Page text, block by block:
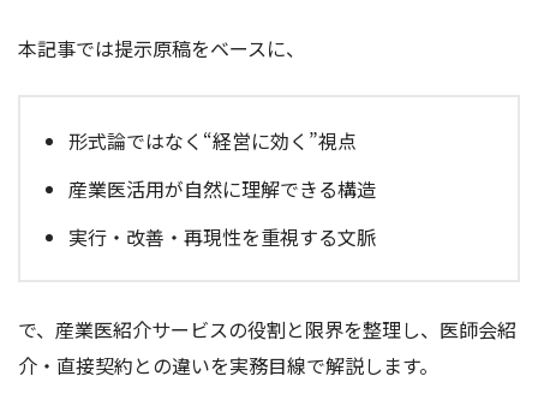
本記事では提示原稿をベースに、
形式論ではなく“経営に効く”視点
産業医活用が自然に理解できる構造
実行・改善・再現性を重視する文脈
で、産業医紹介サービスの役割と限界を整理し、医師会紹
介・直接契約との違いを実務目線で解説します。